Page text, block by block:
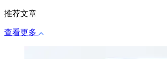
推荐文章
查看更多